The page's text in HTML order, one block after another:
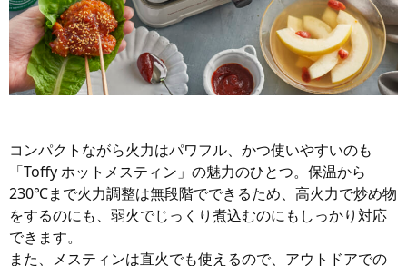
コンパクトながら火力はパワフル、かつ使いやすいのも
「Toffy ホットメスティン」の魅力のひとつ。保温から
230℃まで火力調整は無段階でできるため、高火力で炒め物
をするのにも、弱火でじっくり煮込むのにもしっかり対応
できます。
また、メスティンは直火でも使えるので、アウトドアでの